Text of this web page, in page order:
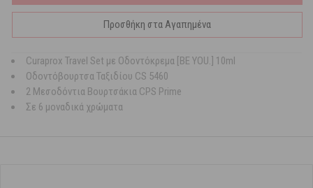
Προσθήκη στα Αγαπημένα
Curaprox Travel Set με Οδοντόκρεμα [BE YOU.] 10ml
Οδοντόβουρτσα Ταξιδίου CS 5460
2 Μεσοδόντια Βουρτσάκια CPS Prime
Σε 6 μοναδικά χρώματα